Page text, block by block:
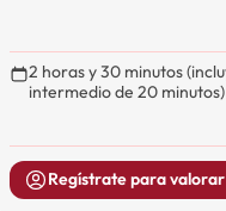
2 horas y 30 minutos
intermedio de 20 minutos)
Regístrate para